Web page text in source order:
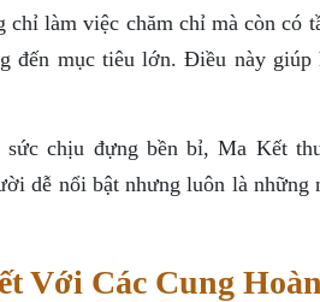
chỉ làm việc chăm chỉ mà còn có
đến mục tiêu lớn. Điều này
chịu đựng bền bỉ, Ma Kết
dễ nổi bật nhưng luôn là
Với Các Cung